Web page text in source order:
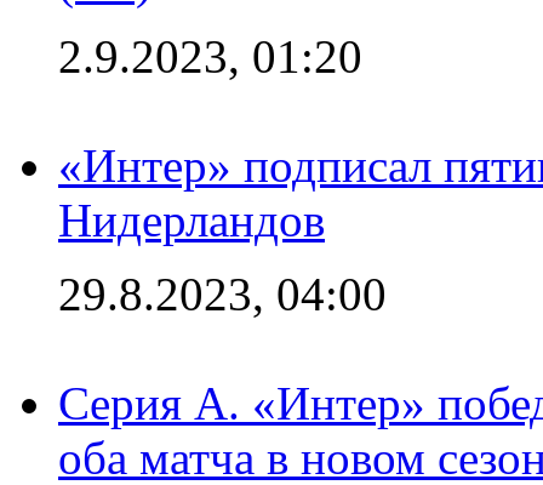
2.9.2023, 01:20
«Интер» подписал
Нидерландов
29.8.2023, 04:00
Серия А. «Интер»
оба матча в новом